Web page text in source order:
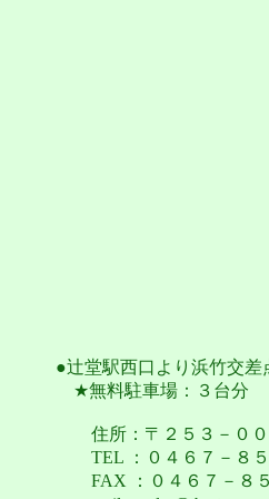
●辻堂駅西口より浜竹交差
★無料駐車場：３台分
住所：〒２５３－００
TEL ：０４６７－８５
FAX ：０４６７－８５